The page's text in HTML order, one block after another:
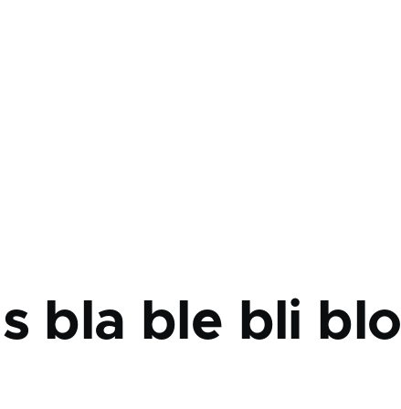
bla ble bli blo